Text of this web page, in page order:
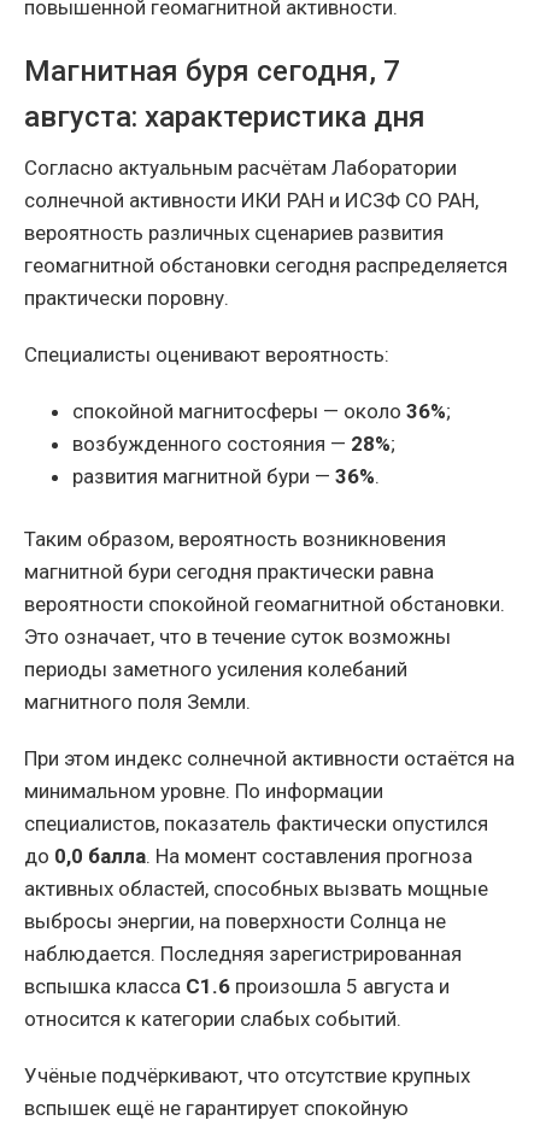
повышенной геомагнитной активности.
Магнитная буря сегодня, 7
августа: характеристика дня
Согласно актуальным расчётам Лаборатории
солнечной активности ИКИ РАН и ИСЗФ СО РАН,
вероятность различных сценариев развития
геомагнитной обстановки сегодня распределяется
практически поровну.
Специалисты оценивают вероятность:
спокойной магнитосферы — около 36%;
возбужденного состояния — 28%;
развития магнитной бури — 36%.
Таким образом, вероятность возникновения
магнитной бури сегодня практически равна
вероятности спокойной геомагнитной обстановки.
Это означает, что в течение суток возможны
периоды заметного усиления колебаний
магнитного поля Земли.
При этом индекс солнечной активности остаётся на
минимальном уровне. По информации
специалистов, показатель фактически опустился
до 0,0 балла. На момент составления прогноза
активных областей, способных вызвать мощные
выбросы энергии, на поверхности Солнца не
наблюдается. Последняя зарегистрированная
вспышка класса C1.6 произошла 5 августа и
относится к категории слабых событий.
Учёные подчёркивают, что отсутствие крупных
вспышек ещё не гарантирует спокойную